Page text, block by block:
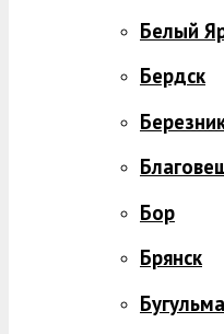
Белый
Бердск
Бор
Брянск
Бугульма